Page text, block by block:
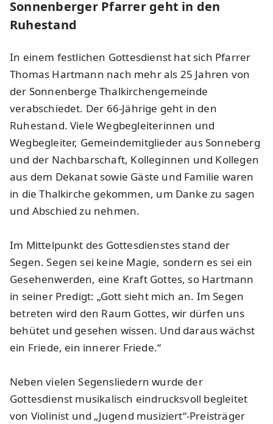
Sonnenberger Pfarrer geht in den
Ruhestand
In einem festlichen Gottesdienst hat sich Pfarrer
Thomas Hartmann nach mehr als 25 Jahren von
der Sonnenberge Thalkirchengemeinde
verabschiedet. Der 66-Jährige geht in den
Ruhestand. Viele Wegbegleiterinnen und
Wegbegleiter, Gemeindemitglieder aus Sonneberg
und der Nachbarschaft, Kolleginnen und Kollegen
aus dem Dekanat sowie Gäste und Familie waren
in die Thalkirche gekommen, um Danke zu sagen
und Abschied zu nehmen.
Im Mittelpunkt des Gottesdienstes stand der
Segen. Segen sei keine Magie, sondern es sei ein
Gesehenwerden, eine Kraft Gottes, so Hartmann
in seiner Predigt: „Gott sieht mich an. Im Segen
betreten wird den Raum Gottes, wir dürfen uns
behütet und gesehen wissen. Und daraus wächst
ein Friede, ein innerer Friede.“
Neben vielen Segensliedern wurde der
Gottesdienst musikalisch eindrucksvoll begleitet
von Violinist und „Jugend musiziert“-Preisträger